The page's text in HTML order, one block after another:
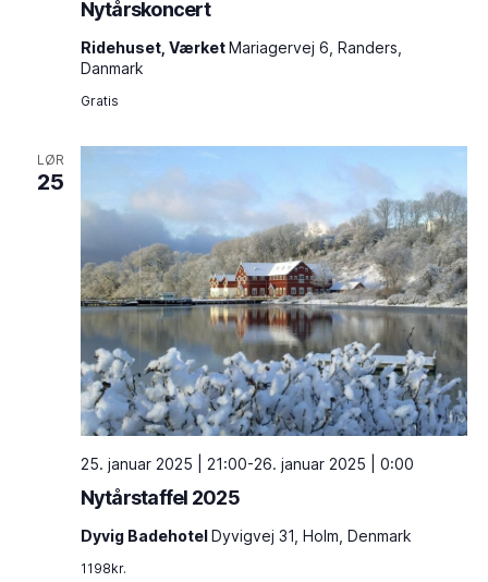
Nytårskoncert
Ridehuset, VærketMariagervej 6, Randers,
Danmark
Gratis
LØR
25
Nytårstaffel 2025
25. januar 2025 | 21:00-26. januar 2025 | 0:00
Dyvig BadehotelDyvigvej 31, Holm, Denmark
1198kr.